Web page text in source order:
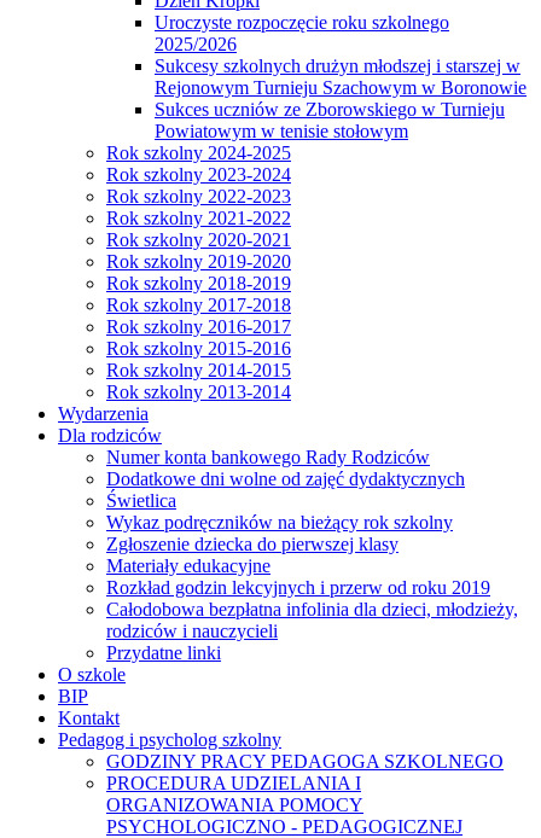
Uroczyste rozpoczęcie roku szkolnego
2025/2026
Sukcesy szkolnych drużyn młodszej i starszej w
Rejonowym Turnieju Szachowym w Boronowie
Sukces uczniów ze Zborowskiego w Turnieju
Powiatowym w tenisie stołowym
Rok szkolny 2024-2025
Rok szkolny 2023-2024
Rok szkolny 2022-2023
Rok szkolny 2021-2022
Rok szkolny 2020-2021
Rok szkolny 2019-2020
Rok szkolny 2018-2019
Rok szkolny 2017-2018
Rok szkolny 2016-2017
Rok szkolny 2015-2016
Rok szkolny 2014-2015
Rok szkolny 2013-2014
Wydarzenia
Dla rodziców
Numer konta bankowego Rady Rodziców
Dodatkowe dni wolne od zajęć dydaktycznych
Świetlica
Wykaz podręczników na bieżący rok szkolny
Zgłoszenie dziecka do pierwszej klasy
Materiały edukacyjne
Rozkład godzin lekcyjnych i przerw od roku 2019
Całodobowa bezpłatna infolinia dla dzieci, młodzieży,
rodziców i nauczycieli
Przydatne linki
O szkole
BIP
Kontakt
Pedagog i psycholog szkolny
GODZINY PRACY PEDAGOGA SZKOLNEGO
PROCEDURA UDZIELANIA I
ORGANIZOWANIA POMOCY
PSYCHOLOGICZNO - PEDAGOGICZNEJ